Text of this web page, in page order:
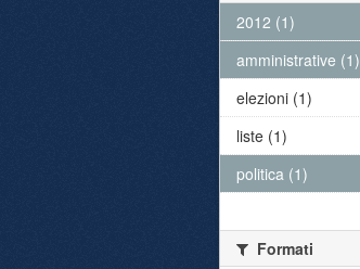
2012 (1)
amministrative (1)
elezioni (1)
liste (1)
politica (1)
Formati